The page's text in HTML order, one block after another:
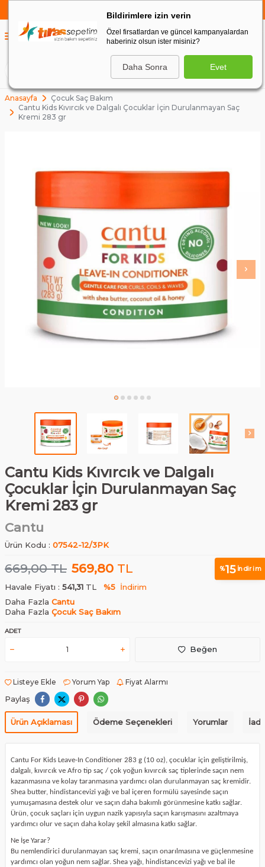
Anasayfa
Çocuk Saç Bakım
Cantu Kids Kıvırcık ve Dalgalı Çocuklar İçin Durulanmayan Saç
Kremi 283 gr
Cantu Kids Kıvırcık ve Dalgalı
Çocuklar İçin Durulanmayan Saç
Kremi 283 gr
Cantu
Ürün Kodu : 07542-12/3PK
669,00TL 569,80 TL %15İndirim
Havale Fiyatı : 541,31 TL %5 İndirim
Daha Fazla Cantu
Daha Fazla Çocuk Saç Bakım
ADET
Beğen
Listeye Ekle Yorum Yap Fiyat Alarmı
Paylaş
Ürün Açıklaması Ödeme Seçenekleri Yorumlar
Cantu For Kids Leave-In Conditioner 283 g (10 oz), çocuklar için geliştirilmiş,
dalgalı, kıvırcık ve Afro tip saç / çok yoğun kıvırcık saç tiplerinde saçın nem
kazanmasına ve kolay taranmasına yardımcı olan durulanmayan saç kremidir.
Shea butter, hindistancevizi yağı ve bal içeren formülü sayesinde saçın
yumuşamasına destek olur ve saçın daha bakımlı görünmesine katkı sağlar.
Ürün, çocuk saçları için uygun nazik yapısıyla saçın karışmasını azaltmaya
yardımcı olur ve saçın daha kolay şekil almasına katkı sağlar.
Ne İşe Yarar?
Bu nemlendirici durulanmayan saç kremi, saçın onarılmasına ve güçlenmesine
yardımcı olan yoğun nem sağlar. Shea yağı, hindistancevizi yağı ve bal ile
Bildirimlere izin verin
Özel firsatlardan ve güncel kampanyalardan
haberiniz olsun ister misiniz?
Daha Sonra Evet